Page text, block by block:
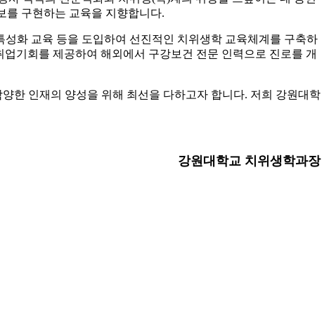
를 구현하는 교육을 지향합니다.
화 교육 등을 도입하여 선진적인 치위생학 교육체계를 구축하
기회를 제공하여 해외에서 구강보건 전문 인력으로 진로를 개
한 인재의 양성을 위해 최선을 다하고자 합니다. 저희 강원대학
강원대학교 치위생학과장